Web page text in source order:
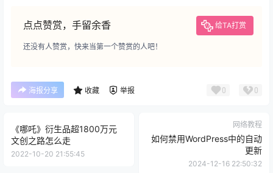
点点赞赏，手留余香 给TA打赏
还没有人赞赏，快来当第一个赞赏的人吧！
海报分享 收藏 举报 0 0
《哪吒》衍生品超1800万元
文创之路怎么走
2022-10-20 21:55:45
网络教程
如何禁用WordPress中的自动
更新
2024-12-16 22:50:32